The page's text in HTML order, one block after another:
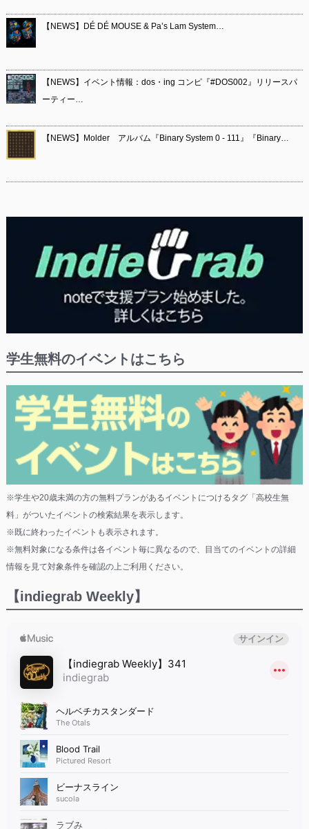
【NEWS】DÉ DÉ MOUSE & Pa’s Lam System…
【NEWS】イベント情報：dos・ing コンピ『#DOS002』リリースパ
ーティー…
【NEWS】Molder アルバム『Binary System 0 - 111』『Binary…
学生無料のイベントはこちら
※学生や20歳未満の方の無料プランがあるイベントにつけるタグ「高校生無
料」がついたイベントの検索結果を表示します。
※既に終わったイベントも表示されます。
※無料対象になる条件は各イベント毎に異なるので、目当てのイベントの詳細
情報を見て対象条件を確認の上ご利用ください。
【indiegrab Weekly】